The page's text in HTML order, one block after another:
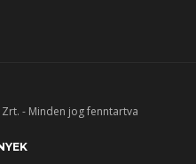
- Minden jog fenntartva